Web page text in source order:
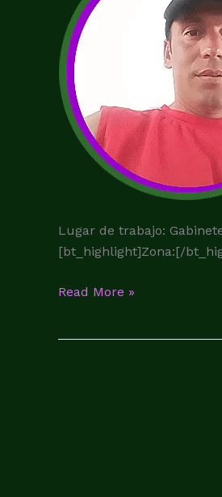
Lugar de trabajo:
[bt_highlight]Zona:[/
Read More »